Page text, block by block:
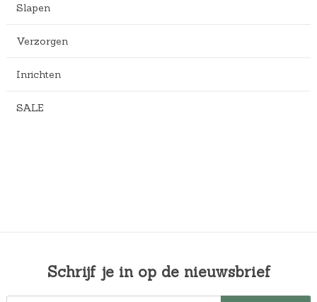
Slapen
Verzorgen
Inrichten
SALE
Schrijf je in op de nieuwsbrief